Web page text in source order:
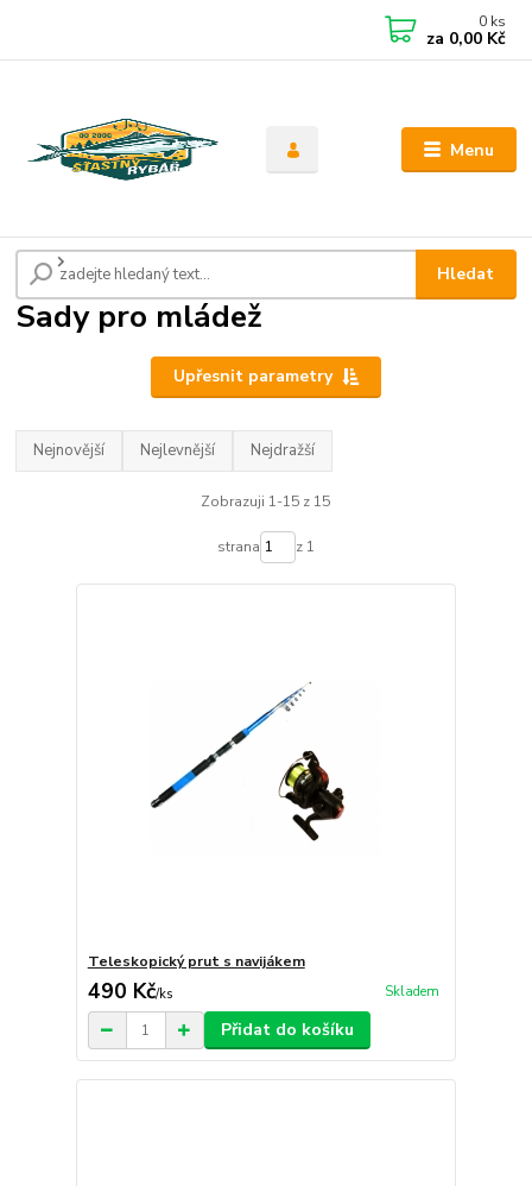
Menu
Hledat
0 ks
za 0,00 Kč
Úvod Sady pro mládež
Sady pro mládež
Upřesnit parametry
Nejnovější Nejlevnější Nejdražší
Zobrazuji 1-15 z 15
strana z 1
Teleskopický prut s navijákem
490 Kč/ks Skladem
Přidat do košíku